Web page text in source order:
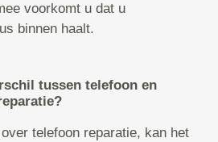
voorkomt u dat u
binnen haalt.
tussen telefoon en
telefoon reparatie, kan het